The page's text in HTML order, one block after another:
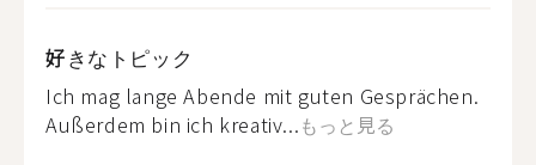
好きなトピック
Ich mag lange Abende mit guten Gesprächen.
Außerdem bin ich kreativ...もっと見る